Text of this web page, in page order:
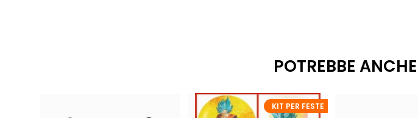
POTREBBE
KIT PER FESTE